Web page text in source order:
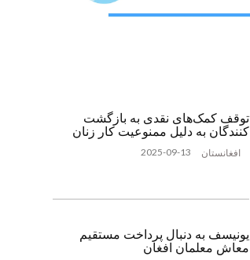
توقف کمک‌های نقدی به بازگشت
‌کنندگان به دلیل ممنوعیت کار زنان
افغانستان 2025-09-13
یونیسف به دنبال پرداخت مستقیم
معاش معلمان افغان